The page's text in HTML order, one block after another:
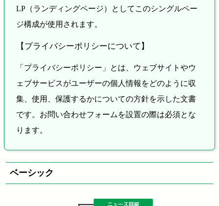
LP（ランディングページ）としてこのシングルペー
ジ構成が使用されます。
【プライバシーポリシーについて】
「プライバシーポリシー」とは、ウェブサイトやウ
ェブサービスがユーザーの個人情報をどのように収
集、使用、保護するかについての方針を示した文書
です。お問い合わせフォームを設置の際は必須とな
ります。
ベーシック